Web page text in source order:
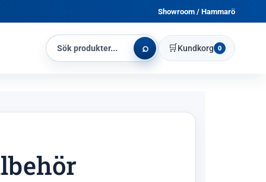
Showroom / Hammarö
⌕ 🛒Kundkorg 0